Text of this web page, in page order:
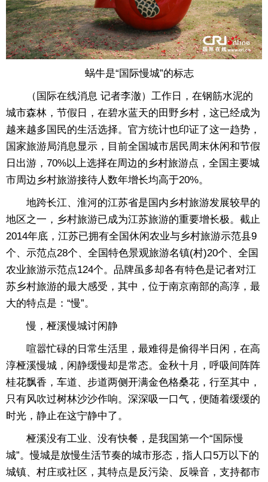
蜗牛是“国际慢城”的标志
（国际在线消息 记者李澈）工作日，在钢筋水泥的
城市森林，节假日，在碧水蓝天的田野乡村，这已经成为
越来越多国民的生活选择。官方统计也印证了这一趋势，
国家旅游局消息显示，目前全国城市居民周末休闲和节假
日出游，70%以上选择在周边的乡村旅游点，全国主要城
市周边乡村旅游接待人数年增长均高于20%。
地跨长江、淮河的江苏省是国内乡村旅游发展较早的
地区之一，乡村旅游已成为江苏旅游的重要增长极。截止
2014年底，江苏已拥有全国休闲农业与乡村旅游示范县9
个、示范点28个、全国特色景观旅游名镇(村)20个、全国
农业旅游示范点124个。品牌虽多却各有特色是记者对江
苏乡村旅游的最大感受，其中，位于南京南部的高淳，最
大的特点是：“慢”。
慢，桠溪慢城讨闲静
喧嚣忙碌的日常生活里，最难得是偷得半日闲，在高
淳桠溪慢城，闲静缓慢却是常态。金秋十月，呼吸间阵阵
桂花飘香，车道、步道两侧开满金色格桑花，行至其中，
只有风吹过树林沙沙作响。深深吸一口气，便随着缓缓的
时光，静止在这宁静中了。
桠溪没有工业、没有快餐，是我国第一个“国际慢
城”。慢城是放慢生活节奏的城市形态，指人口5万以下的
城镇、村庄或社区，其特点是反污染、反噪音，支持都市